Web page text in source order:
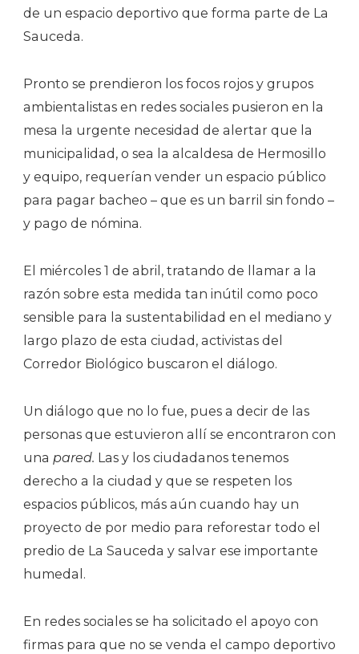
de un espacio deportivo que forma parte de La
Sauceda.
Pronto se prendieron los focos rojos y grupos
ambientalistas en redes sociales pusieron en la
mesa la urgente necesidad de alertar que la
municipalidad, o sea la alcaldesa de Hermosillo
y equipo, requerían vender un espacio público
para pagar bacheo – que es un barril sin fondo –
y pago de nómina.
El miércoles 1 de abril, tratando de llamar a la
razón sobre esta medida tan inútil como poco
sensible para la sustentabilidad en el mediano y
largo plazo de esta ciudad, activistas del
Corredor Biológico buscaron el diálogo.
Un diálogo que no lo fue, pues a decir de las
personas que estuvieron allí se encontraron con
una pared. Las y los ciudadanos tenemos
derecho a la ciudad y que se respeten los
espacios públicos, más aún cuando hay un
proyecto de por medio para reforestar todo el
predio de La Sauceda y salvar ese importante
humedal.
En redes sociales se ha solicitado el apoyo con
firmas para que no se venda el campo deportivo